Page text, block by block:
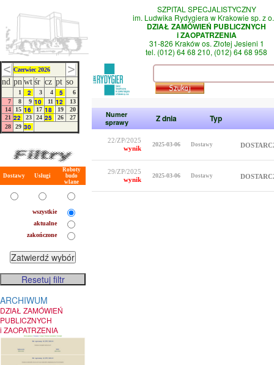
SZPITAL SPECJALISTYCZNY
im. Ludwika Rydygiera w Krakowie sp. z
DZIAŁ ZAMÓWIEŃ PUBLICZNYCH
i ZAOPATRZENIA
31-826 Kraków os. Złotej Jesieni 1
tel. (012) 64 68 210, (012) 64 68 958
Czerwiec 2026
nd pn wt śr cz pt so
1 2 3 4 5
6
7
8 9 10 11 12
13
14
15 16 17 18 19
20
21 22 23 24 25 26
27
28
29 30
Dostawy Usługi
Roboty
budo
wlane
wszystkie
aktualne
zakończone
ARCHIWUM
DZIAŁ ZAMÓWIEŃ
PUBLICZNYCH
i ZAOPATRZENIA
Numer
sprawy
Z dnia Typ
22/ZP/2025
wynik
2025-03-06 Dostawy
29/ZP/2025
wynik
2025-03-06 Dostawy